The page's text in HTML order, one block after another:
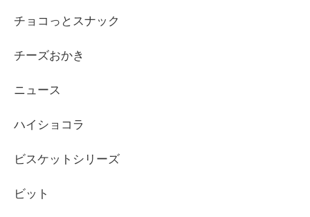
チョコっとスナック
チーズおかき
ニュース
ハイショコラ
ビスケットシリーズ
ビット